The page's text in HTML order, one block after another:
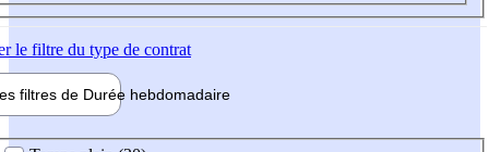
le filtre du type de contrat
filtres de Durée hebdomadaire